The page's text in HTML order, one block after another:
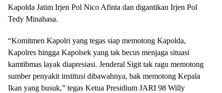
Kapolda Jatim Irjen Pol Nico Afinta dan digantikan Irjen Pol
Tedy Minahasa.
“Komitmen Kapolri yang tegas siap memotong Kapolda,
Kapolres hingga Kapolsek yang tak becus menjaga situasi
kamtibmas layak diapresiasi. Jenderal Sigit tak ragu memotong
sumber penyakit institusi dibawahnya, bak memotong Kepala
Ikan yang busuk,” tegas Ketua Presidium JARI 98 Willy